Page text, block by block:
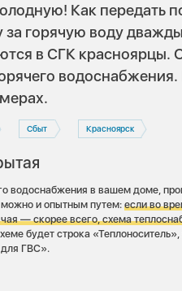
Как передать
за горячую воду
в СГК красноярцы.
Сбыт Красноярск
водоснабжения в вашем доме,
и опытным путем:если во
— скорее всего, схема
будет строка
для ГВС».